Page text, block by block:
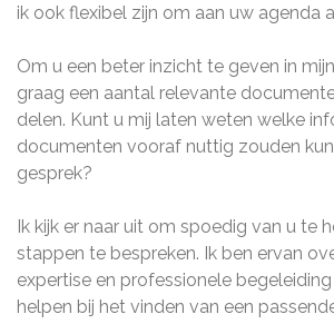
ik ook flexibel zijn om aan uw agenda
Om u een beter inzicht te geven in
graag een aantal relevante
delen. Kunt u mij laten weten welke
documenten vooraf nuttig zouden
gesprek?
Ik kijk er naar uit om spoedig van u te
stappen te bespreken. Ik ben ervan
expertise en professionele
helpen bij het vinden van een